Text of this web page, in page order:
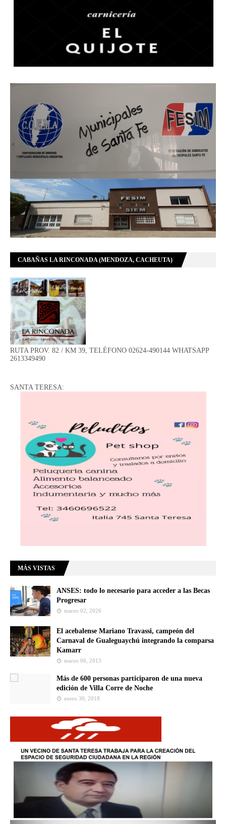
CABAÑAS LA RINCONADA (MENDOZA, CACHEUTA)
RUTA PROV. 82 / KM 39, TELÉFONO 02624-490144 WHATSAPP
2613349490
SANTA TERESA:
MÁS VISTAS
ANSES: todo lo necesario para acceder a las Becas
Progresar
marzo 02, 2026
El acebalense Mariano Travassi, campeón del
Carnaval de Gualeguaychú integrando la comparsa
Kamarr
marzo 06, 2013
Más de 600 personas participaron de una nueva
edición de Villa Corre de Noche
enero 30, 2018